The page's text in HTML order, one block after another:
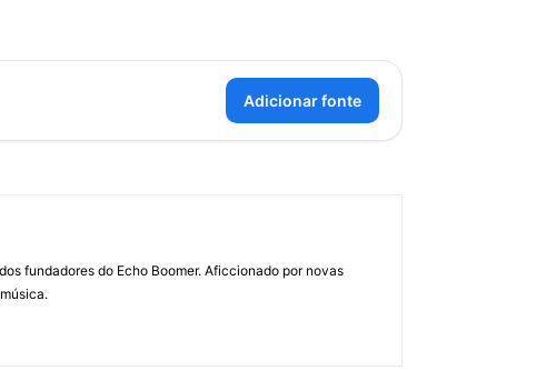
Adicionar fonte
fundadores do Echo Boomer. Aficcionado por novas